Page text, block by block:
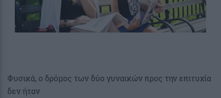
Φυσικά, ο δρόμος των δύο γυναικών προς την επιτυχία
δεν ήταν